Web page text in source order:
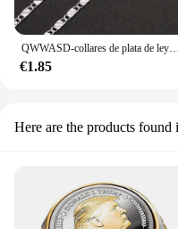
QWWASD-collares de plata de ley 925 para hombres y mujeres, cadenas planas de 2MM, joyería fina para fiesta de boda, regalos de vacaciones, venta al por mayor
€1.85
Here are the products found